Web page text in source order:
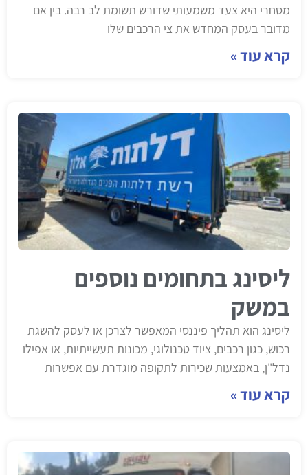
מסחרי היא צעד משמעותי שדורש תשומת לב רבה. בין אם
מדובר בעסק המחדש את צי הרכבים שלו
קרא עוד »
ליסינג בתחומים נוספים
במשק
ליסינג הוא תהליך פיננסי המאפשר לצרכן או לעסק להשגת
רכוש, כגון רכבים, ציוד טכנולוגי, מכונות תעשייתיות, או אפילו
נדל"ן, באמצעות שכירות לתקופה מוגדרת עם אפשרות
קרא עוד »